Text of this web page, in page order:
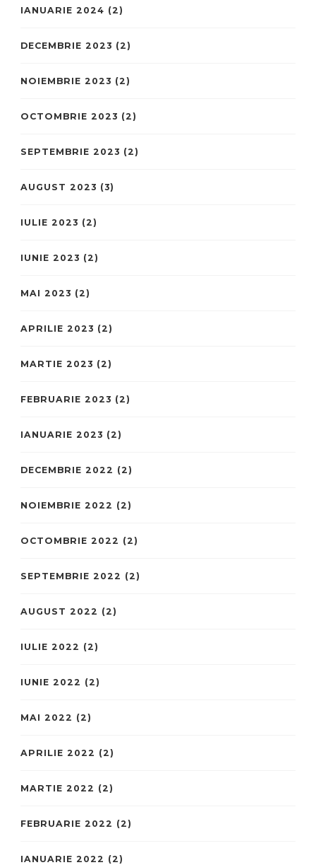
IANUARIE 2024 (2)
DECEMBRIE 2023 (2)
NOIEMBRIE 2023 (2)
OCTOMBRIE 2023 (2)
SEPTEMBRIE 2023 (2)
AUGUST 2023 (3)
IULIE 2023 (2)
IUNIE 2023 (2)
MAI 2023 (2)
APRILIE 2023 (2)
MARTIE 2023 (2)
FEBRUARIE 2023 (2)
IANUARIE 2023 (2)
DECEMBRIE 2022 (2)
NOIEMBRIE 2022 (2)
OCTOMBRIE 2022 (2)
SEPTEMBRIE 2022 (2)
AUGUST 2022 (2)
IULIE 2022 (2)
IUNIE 2022 (2)
MAI 2022 (2)
APRILIE 2022 (2)
MARTIE 2022 (2)
FEBRUARIE 2022 (2)
IANUARIE 2022 (2)